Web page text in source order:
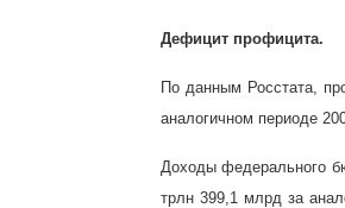
Дефицит профицита.
По данным Росстата,
аналогичном периоде
Доходы федерального
трлн 399,1 млрд за